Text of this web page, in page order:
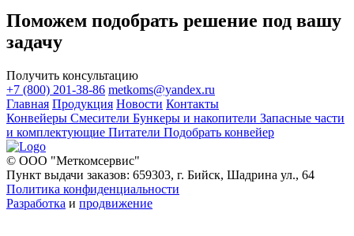
Поможем подобрать решение под вашу
задачу
Получить консультацию
+7 (800) 201-38-86 metkoms@yandex.ru
Главная Продукция Новости Контакты
Конвейеры Смесители Бункеры и накопители Запасные части
и комплектующие Питатели Подобрать конвейер
© ООО "Меткомсервис"
Пункт выдачи заказов: 659303, г. Бийск, Шадрина ул., 64
Политика конфиденциальности
Разработка и продвижение